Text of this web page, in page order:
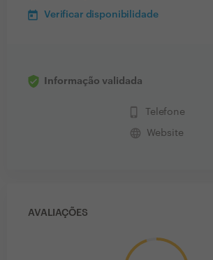
Verificar disponibilidade
Informação validada
phone_iphone Telefone
language Website
AVALIAÇÕES